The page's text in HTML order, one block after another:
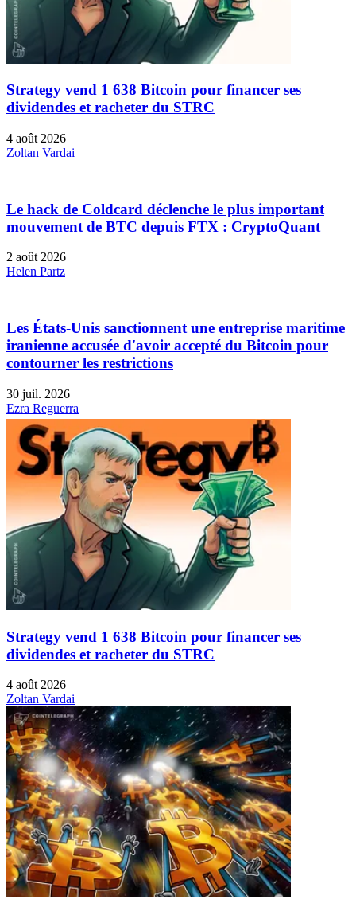
Strategy vend 1 638 Bitcoin pour financer ses
dividendes et racheter du STRC
4 août 2026
Zoltan Vardai
Le hack de Coldcard déclenche le plus important
mouvement de BTC depuis FTX : CryptoQuant
2 août 2026
Helen Partz
Les États-Unis sanctionnent une entreprise maritime
iranienne accusée d'avoir accepté du Bitcoin pour
contourner les restrictions
30 juil. 2026
Ezra Reguerra
Strategy vend 1 638 Bitcoin pour financer ses
dividendes et racheter du STRC
4 août 2026
Zoltan Vardai